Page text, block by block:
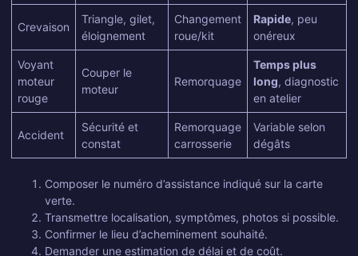
Crevaison
Triangle, gilet,
éloignement
Changement
roue/kit
Rapide, peu
onéreux
Voyant
moteur
rouge
Couper le
moteur
Remorquage
Temps plus
long, diagnostic
en atelier
Accident
Sécurité et
constat
Remorquage
carrosserie
Variable selon
dégâts
Composer le numéro d’assistance indiqué sur la carte
verte.
Transmettre localisation, symptômes, photos si possible.
Confirmer le lieu d’acheminement souhaité.
Demander une estimation de délai et de coût.